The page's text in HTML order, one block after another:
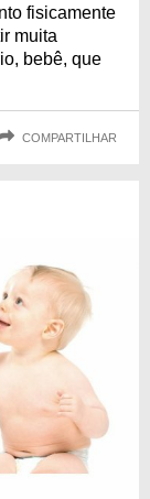
fisicamente
muita
bebê, que
COMPARTILHAR